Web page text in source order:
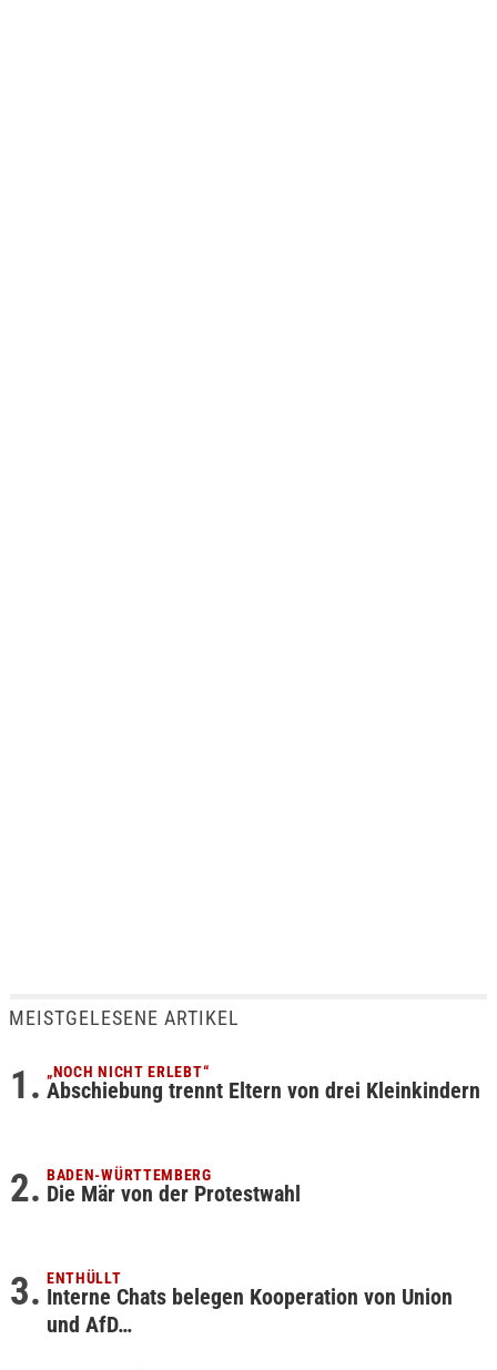
MEISTGELESENE ARTIKEL
„NOCH NICHT ERLEBT“
Abschiebung trennt Eltern von drei Kleinkindern
BADEN-WÜRTTEMBERG
Die Mär von der Protestwahl
ENTHÜLLT
Interne Chats belegen Kooperation von Union
und AfD…